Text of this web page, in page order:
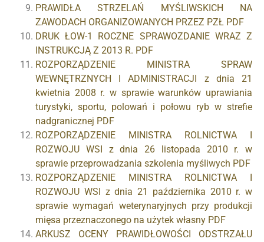
PRAWIDŁA STRZELAŃ MYŚLIWSKICH NA
ZAWODACH ORGANIZOWANYCH PRZEZ PZŁ PDF
DRUK ŁOW-1 ROCZNE SPRAWOZDANIE WRAZ Z
INSTRUKCJĄ Z 2013 R. PDF
ROZPORZĄDZENIE MINISTRA SPRAW
WEWNĘTRZNYCH I ADMINISTRACJI z dnia 21
kwietnia 2008 r. w sprawie warunków uprawiania
turystyki, sportu, polowań i połowu ryb w strefie
nadgranicznej PDF
ROZPORZĄDZENIE MINISTRA ROLNICTWA I
ROZWOJU WSI z dnia 26 listopada 2010 r. w
sprawie przeprowadzania szkolenia myśliwych PDF
ROZPORZĄDZENIE MINISTRA ROLNICTWA I
ROZWOJU WSI z dnia 21 października 2010 r. w
sprawie wymagań weterynaryjnych przy produkcji
mięsa przeznaczonego na użytek własny PDF
ARKUSZ OCENY PRAWIDŁOWOŚCI ODSTRZAŁU